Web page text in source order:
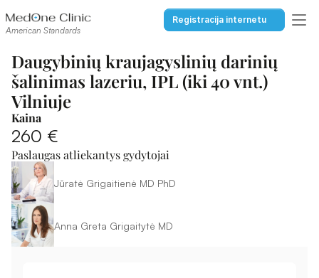
American Standards
Registracija internetu
Daugybinių kraujagyslinių darinių
šalinimas lazeriu, IPL (iki 40 vnt.)
Vilniuje
Kaina
260 €
Paslaugas atliekantys gydytojai
Jūratė Grigaitienė MD PhD
Anna Greta Grigaitytė MD